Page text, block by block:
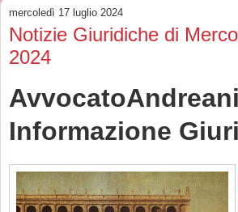
mercoledì 17 luglio 2024
Notizie Giuridiche di
2024
Informazione